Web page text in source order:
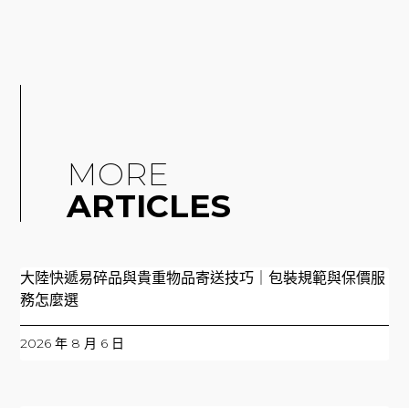
MORE
ARTICLES
大陸快遞易碎品與貴重物品寄送技巧｜包裝規範與保價服
務怎麼選
2026 年 8 月 6 日